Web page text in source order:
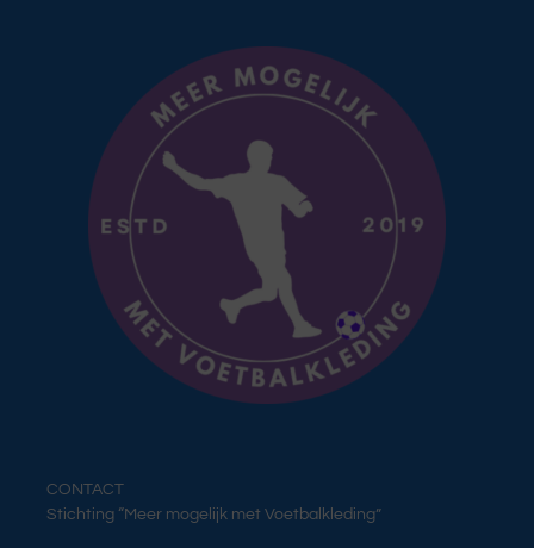
CONTACT
Stichting “Meer mogelijk met Voetbalkleding”